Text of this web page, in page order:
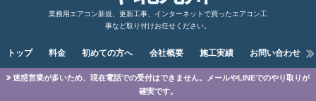
業務用エアコン新規、更新工事、インターネットで買ったエアコン工
事など取り付けお任せください。
トップ 料金 初めての方へ 会社概要 施工実績 お問い合わせ
迷惑営業が多いため、現在電話での受付はできません。メールやLINEでのやり取りが
確実です。